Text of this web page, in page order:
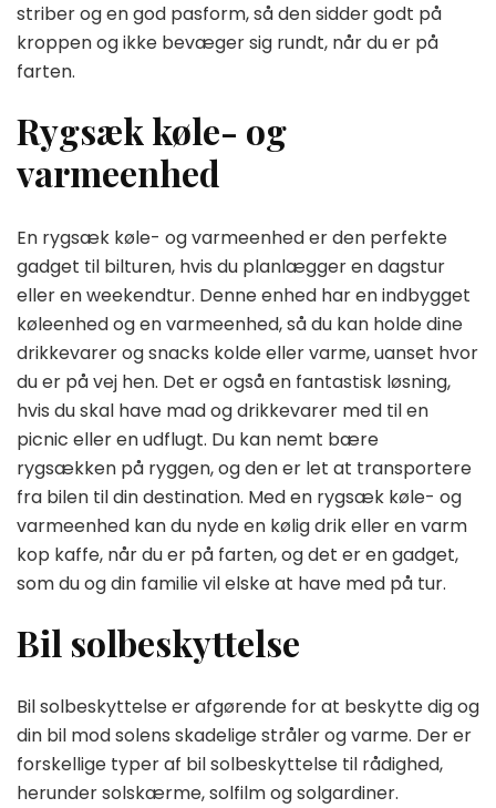
striber og en god pasform, så den sidder godt på
kroppen og ikke bevæger sig rundt, når du er på
farten.
Rygsæk køle- og
varmeenhed
En rygsæk køle- og varmeenhed er den perfekte
gadget til bilturen, hvis du planlægger en dagstur
eller en weekendtur. Denne enhed har en indbygget
køleenhed og en varmeenhed, så du kan holde dine
drikkevarer og snacks kolde eller varme, uanset hvor
du er på vej hen. Det er også en fantastisk løsning,
hvis du skal have mad og drikkevarer med til en
picnic eller en udflugt. Du kan nemt bære
rygsækken på ryggen, og den er let at transportere
fra bilen til din destination. Med en rygsæk køle- og
varmeenhed kan du nyde en kølig drik eller en varm
kop kaffe, når du er på farten, og det er en gadget,
som du og din familie vil elske at have med på tur.
Bil solbeskyttelse
Bil solbeskyttelse er afgørende for at beskytte dig og
din bil mod solens skadelige stråler og varme. Der er
forskellige typer af bil solbeskyttelse til rådighed,
herunder solskærme, solfilm og solgardiner.